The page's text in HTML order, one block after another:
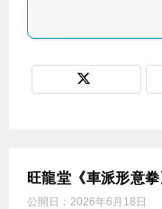
旺龍堂《車派形意
公開日： 2026年6月18日